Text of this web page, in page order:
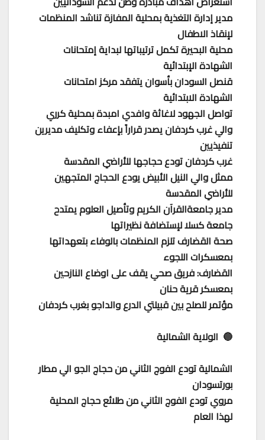
مدير إدارة التغذية بمحلية المفازة تناشد المنظمات
لإنقاذ الاطفال
محلية البحيرة تكمل ترتيباتها لبداية إمتحانات
الشهادة الإبتدائية
قنصل السودان بأسوان يتفقد مركز امتحانات
الشهادة الابتدائية
تواصل الجهود لاغاثة وافدي امبدة بمحلية كرري
والي غرب كردفان يصدر قراراً بإعفاء وتكليف مديرين
تنفيذيين
غرب كردفان تودع حجاجها للأراضي المقدسة
ممثل والي النيل الأبيض يودع الحجاج المتجهين
للأراضي المقدسة
مدير جامعةالقرآن الكريم وتأصيل العلوم يمتدح
جامعة كسلا لإستضافة نظيراتها
صحة القضارف تلزم المنظمات بالوفاء بتعهداتها
بمعسكرات اللجوء
القضارف: فريق صحي يقف على اوضاع النازحين
بمعسكر قرية حنان
مؤتمر للصلح بين قبيلتي الدرع والداجو بغرب كردفان
🔵 الولاية الشمالية
الشمالية تودع الفوج الثاني من حجاج الجو الي مطار
بورتسودان
مروي تودع الفوج الثاني من طلائع حجاج المحلية
لهذا العام